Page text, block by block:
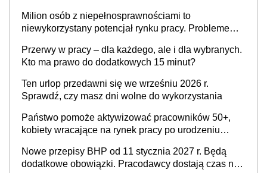
Milion osób z niepełnosprawnościami to
niewykorzystany potencjał rynku pracy. Problemem
refundacji, ale bariery po stronie systemu i
świadomości pracodawców [WYWIAD]
Przerwy w pracy – dla każdego, ale i dla wybranych.
Kto ma prawo do dodatkowych 15 minut?
Ten urlop przedawni się we wrześniu 2026 r.
Sprawdź, czy masz dni wolne do wykorzystania
Państwo pomoże aktywizować pracowników 50+,
kobiety wracające na rynek pracy po urodzeniu
neuroatypowe. Powstanie Fundusz na rzecz
Inkluzywności w Zatrudnianiu?
Nowe przepisy BHP od 11 stycznia 2027 r. Będą
dodatkowe obowiązki. Pracodawcy dostają czas na